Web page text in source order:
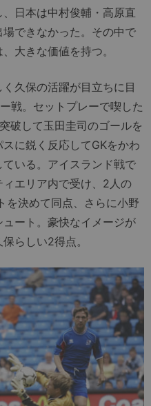
日本は中村俊輔・高原直
できなかった。その中で
大きな価値を持つ。
久保の活躍が目立ちに目
戦。セットプレーで喫した
破して玉田圭司のゴールを
に鋭く反応してGKをかわ
いる。アイスランド戦で
エリア内で受け、2人の
を決めて同点、さらに小野
ート。豪快なイメージが
らしい2得点。